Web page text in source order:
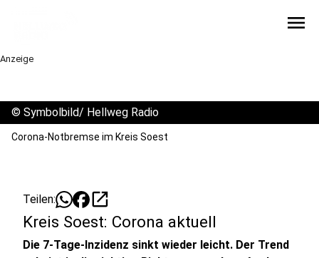
menu
Anzeige
© Symbolbild/ Hellweg Radio
Corona-Notbremse im Kreis Soest
Teilen: open_in_new
Kreis Soest: Corona aktuell
Die 7-Tage-Inzidenz sinkt wieder leicht. Der Trend